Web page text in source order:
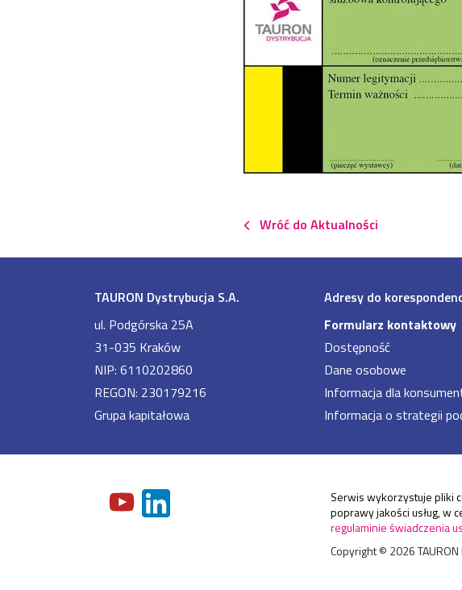
Wróć do Aktualności
TAURON Dystrybucja S.A.
ul. Podgórska 25A
31-035 Kraków
NIP: 6110202860
REGON: 230179216
Grupa kapitałowa
Adresy do
Formularz kontaktowy
Dostępność
Dane osobowe
Informacja dla
Informacja o strategii
Serwis wykorzystuje pliki
poprawy jakości usług, w
regulaminie świadczenia
Copyright © 2026